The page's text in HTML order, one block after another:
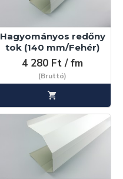
Hagyományos redőny
tok (140 mm/Fehér)
4 280 Ft / fm
(Bruttó)